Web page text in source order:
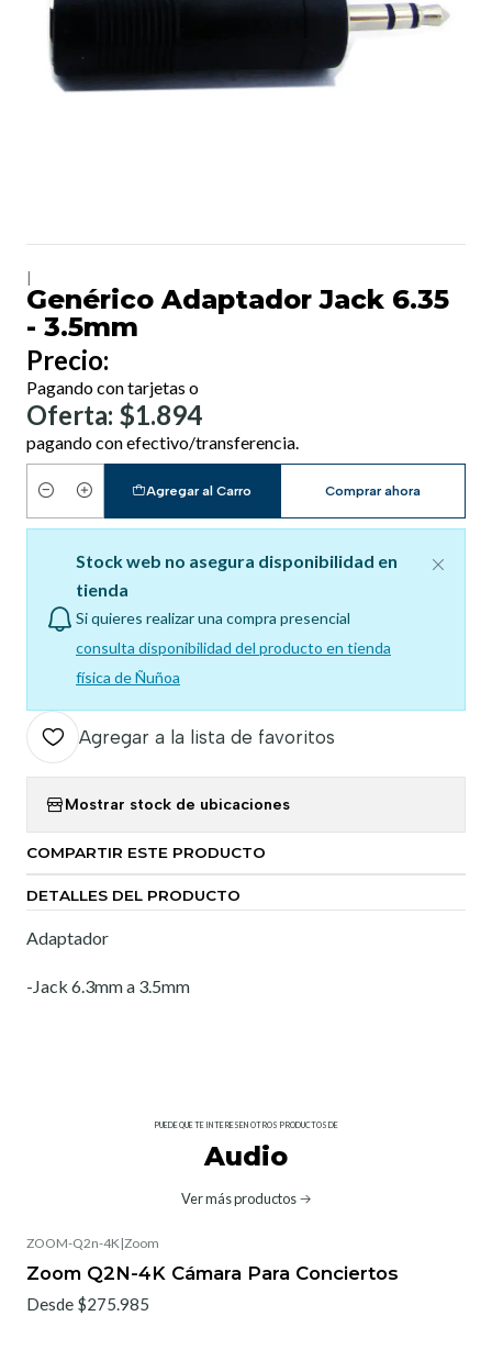
Genérico Adaptador Jack 6.35
- 3.5mm
Precio:
Pagando con tarjetas o
Oferta: $1.894
pagando con efectivo/transferencia.
Cantidad
Agregar al Carro Comprar ahora
Stock web no asegura disponibilidad en
tienda
Si quieres realizar una compra presencial
consulta disponibilidad del producto en tienda
física de Ñuñoa
Agregar a la lista de favoritos
Mostrar stock de ubicaciones
COMPARTIR ESTE PRODUCTO
DETALLES DEL PRODUCTO
Adaptador
-Jack 6.3mm a 3.5mm
PUEDE QUE TE INTERESEN OTROS PRODUCTOS DE
Audio
Ver más productos
ZOOM-Q2n-4K |Zoom
Zoom Q2N-4K Cámara Para Conciertos
Desde $275.985